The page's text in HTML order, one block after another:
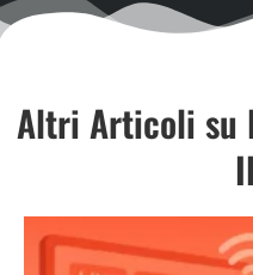
Altri Articoli su